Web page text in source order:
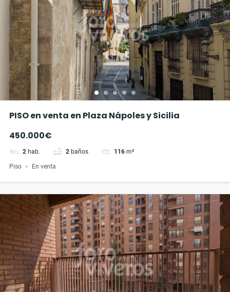
PISO en venta en Plaza Nápoles y Sicilia
450.000€
2 hab. 2 baños 116 m²
Piso En venta